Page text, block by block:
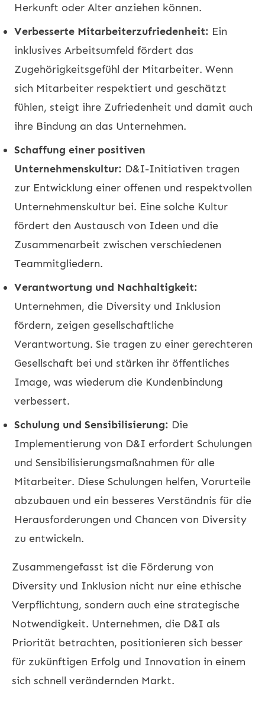
Herkunft oder Alter anziehen können.
Verbesserte Mitarbeiterzufriedenheit: Ein
inklusives Arbeitsumfeld fördert das
Zugehörigkeitsgefühl der Mitarbeiter. Wenn
sich Mitarbeiter respektiert und geschätzt
fühlen, steigt ihre Zufriedenheit und damit auch
ihre Bindung an das Unternehmen.
Schaffung einer positiven
Unternehmenskultur: D&I-Initiativen tragen
zur Entwicklung einer offenen und respektvollen
Unternehmenskultur bei. Eine solche Kultur
fördert den Austausch von Ideen und die
Zusammenarbeit zwischen verschiedenen
Teammitgliedern.
Verantwortung und Nachhaltigkeit:
Unternehmen, die Diversity und Inklusion
fördern, zeigen gesellschaftliche
Verantwortung. Sie tragen zu einer gerechteren
Gesellschaft bei und stärken ihr öffentliches
Image, was wiederum die Kundenbindung
verbessert.
Schulung und Sensibilisierung: Die
Implementierung von D&I erfordert Schulungen
und Sensibilisierungsmaßnahmen für alle
Mitarbeiter. Diese Schulungen helfen, Vorurteile
abzubauen und ein besseres Verständnis für die
Herausforderungen und Chancen von Diversity
zu entwickeln.
Zusammengefasst ist die Förderung von
Diversity und Inklusion nicht nur eine ethische
Verpflichtung, sondern auch eine strategische
Notwendigkeit. Unternehmen, die D&I als
Priorität betrachten, positionieren sich besser
für zukünftigen Erfolg und Innovation in einem
sich schnell verändernden Markt.